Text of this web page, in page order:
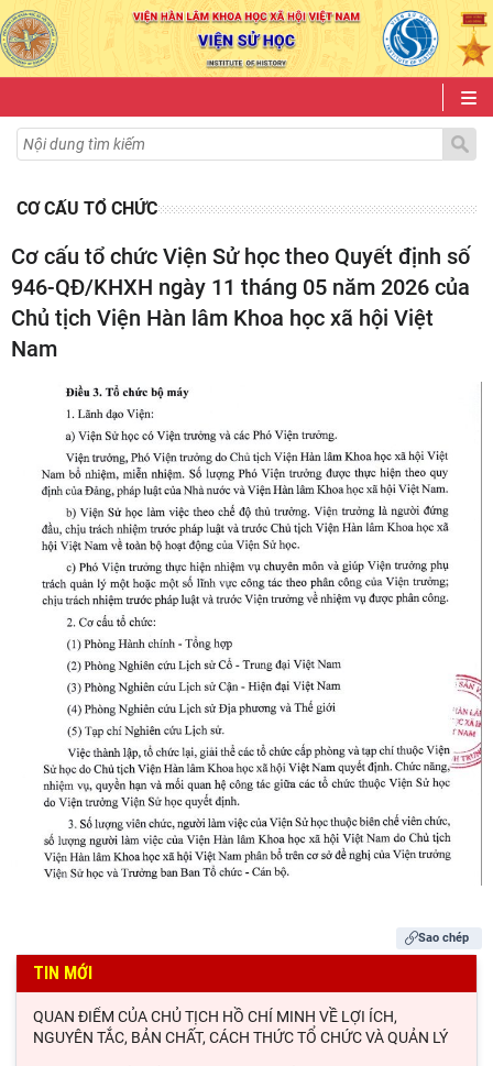
CƠ CẤU TỔ CHỨC
Cơ cấu tổ chức Viện Sử học theo Quyết định số
946-QĐ/KHXH ngày 11 tháng 05 năm 2026 của
Chủ tịch Viện Hàn lâm Khoa học xã hội Việt
Nam
Sao chép
TIN MỚI
QUAN ĐIỂM CỦA CHỦ TỊCH HỒ CHÍ MINH VỀ LỢI ÍCH,
NGUYÊN TẮC, BẢN CHẤT, CÁCH THỨC TỔ CHỨC VÀ QUẢN LÝ